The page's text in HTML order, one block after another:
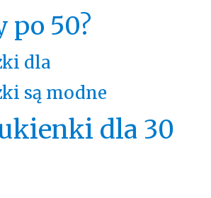
po 50?
dla
są modne
dla 30